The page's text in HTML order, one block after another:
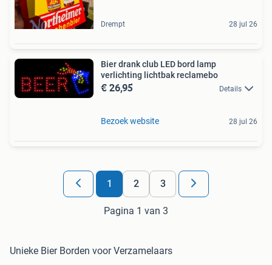
Drempt 28 jul 26
Bier drank club LED bord lamp
verlichting lichtbak reclamebo
€ 26,95 Details
Bezoek website 28 jul 26
1 2 3
Pagina 1 van 3
Unieke Bier Borden voor Verzamelaars